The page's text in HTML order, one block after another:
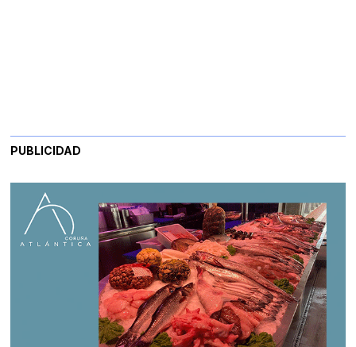
PUBLICIDAD